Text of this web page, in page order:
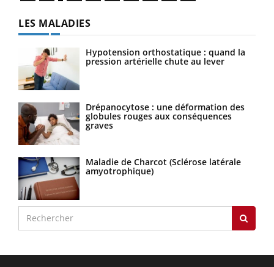
LES MALADIES
Hypotension orthostatique : quand la
pression artérielle chute au lever
Drépanocytose : une déformation des
globules rouges aux conséquences
graves
Maladie de Charcot (Sclérose latérale
amyotrophique)